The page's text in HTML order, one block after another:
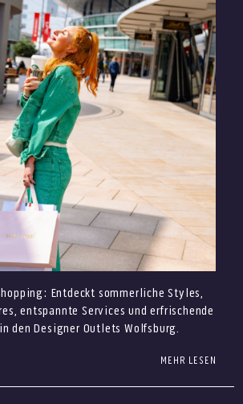
Entdeckt sommerliche Styles,
entspannte Services und erfrischende
den Designer Outlets Wolfsburg.
– und in den Designer OutletsMEHR LESEN